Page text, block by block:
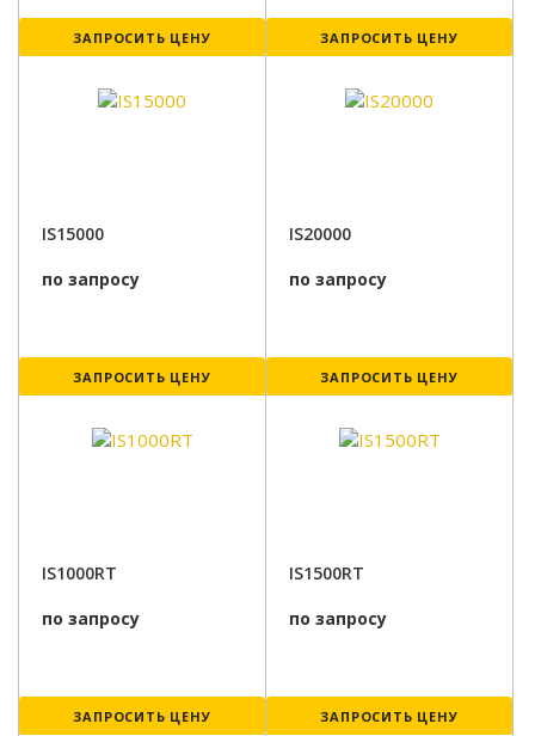
ЗАПРОСИТЬ ЦЕНУ ЗАПРОСИТЬ ЦЕНУ
IS15000
по запросу
ЗАПРОСИТЬ ЦЕНУ
IS20000
по запросу
ЗАПРОСИТЬ ЦЕНУ
IS1000RT
по запросу
ЗАПРОСИТЬ ЦЕНУ
IS1500RT
по запросу
ЗАПРОСИТЬ ЦЕНУ